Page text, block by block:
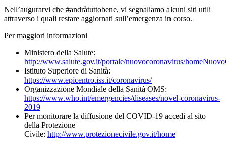
Nell’augurarvi che #andràtuttobene, vi segnaliamo alcuni siti utili
attraverso i quali restare aggiornati sull’emergenza in corso.
Per maggiori informazioni
Ministero della Salute:
http://www.salute.gov.it/portale/nuovocoronavirus/
Istituto Superiore di Sanità:
https://www.epicentro.iss.it/coronavirus/
Organizzazione Mondiale della Sanità OMS:
https://www.who.int/emergencies/diseases/novel-coronavirus-
2019
Per monitorare la diffusione del COVID-19 accedi al sito
della Protezione
Civile: http://www.protezionecivile.gov.it/home